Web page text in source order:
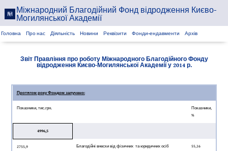
Міжнародний Благодійний Фонд відродження Києво-
Могилянської Академії
Головна Про нас Діяльність Новини Реквізити Фонди-ендавменти Архів
Звіт Правління про роботу Міжнародного Благодійного Фонду
відродження Києво-Могилянської Академії у 2014 р.
Протягом року Фондом залучено:
Показники, тис.грн.
Показники,
%
4996,5
2755,9 Благодійні внески від фізичних та юридичних осіб 55,16